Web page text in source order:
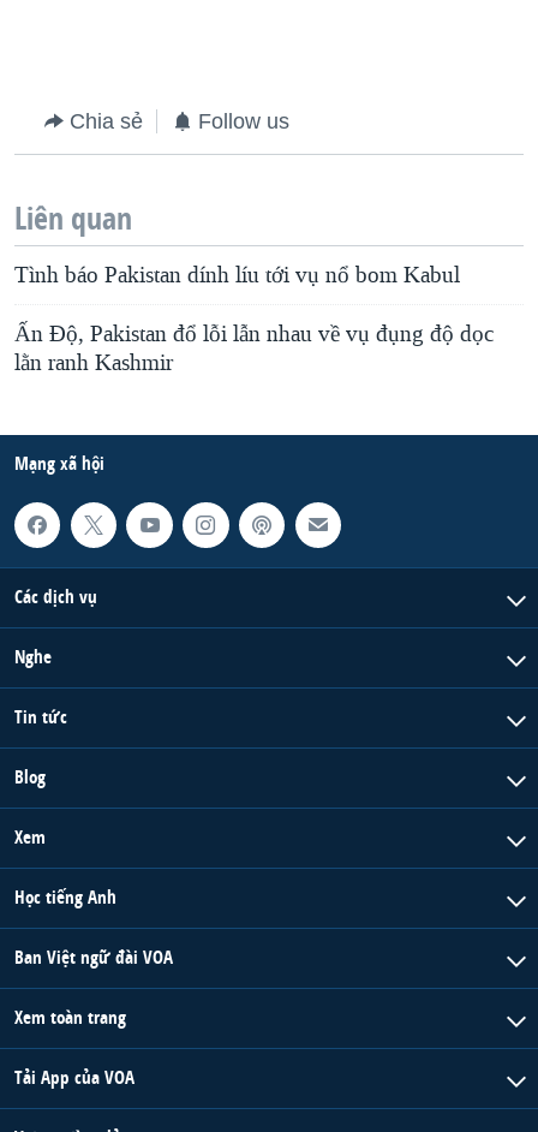
Chia sẻ Follow us
Liên quan
Tình báo Pakistan dính líu tới vụ nổ bom Kabul
Ấn Độ, Pakistan đổ lỗi lẫn nhau về vụ đụng độ dọc
lằn ranh Kashmir
Mạng xã hội
Các dịch vụ
Nghe
Tin tức
Blog
Xem
Học tiếng Anh
Ban Việt ngữ đài VOA
Xem toàn trang
Tải App của VOA